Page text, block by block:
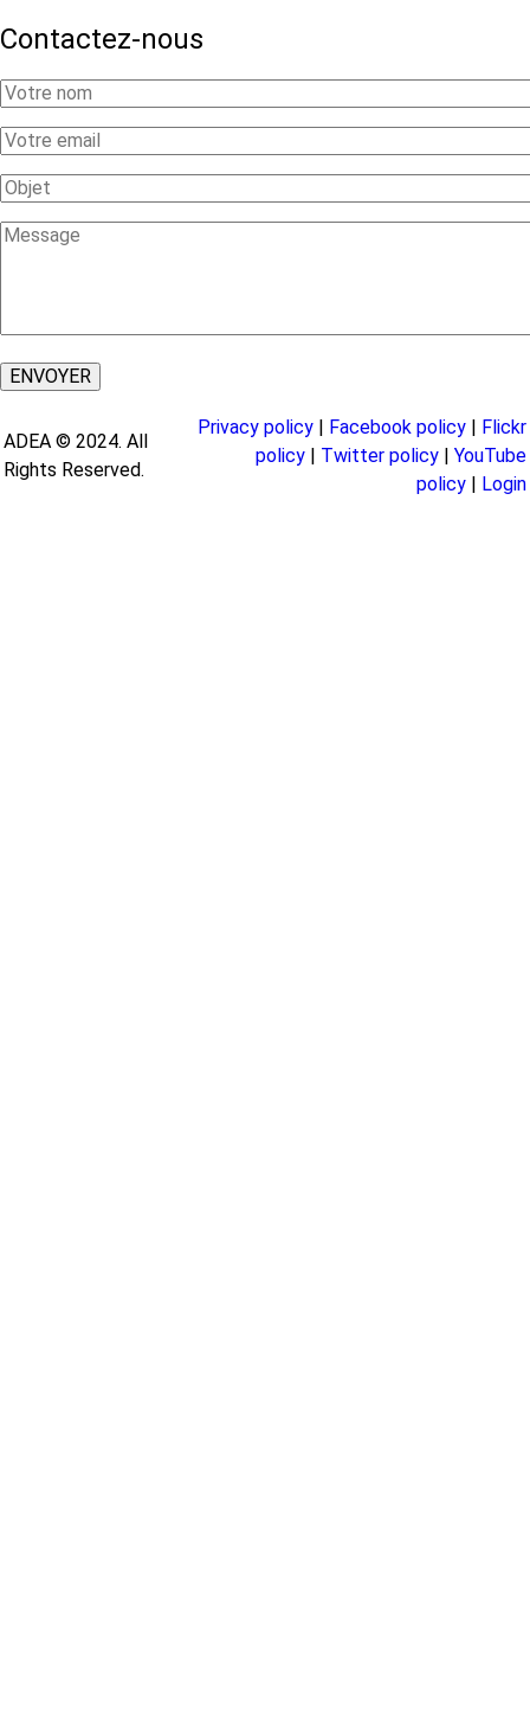
Contactez-nous
Your
Name
Your
Email
Subject
Message
ADEA © 2024. All
Rights Reserved.
Privacy policy Facebook policy
Flickr
policy
Twitter policy
YouTube
policy
Login